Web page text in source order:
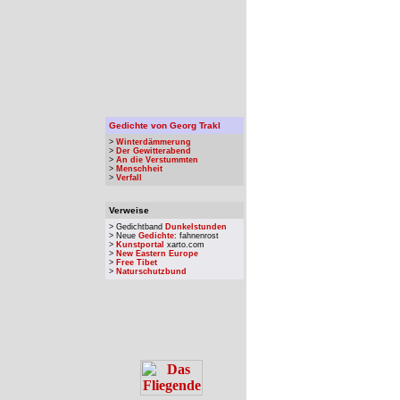
Gedichte von Georg Trakl
> Winterdämmerung
> Der Gewitterabend
> An die Verstummten
> Menschheit
> Verfall
Verweise
> Gedichtband Dunkelstunden
> Neue Gedichte: fahnenrost
> Kunstportal xarto.com
> New Eastern Europe
> Free Tibet
> Naturschutzbund